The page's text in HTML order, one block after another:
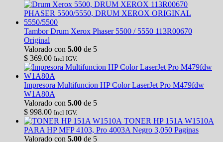
Tambor Drum Xerox Phaser 5500 / 5550 113R00670
Original
Valorado con 5.00 de 5
$ 369.00 Incl IGV.
Impresora Multifuncion HP Color LaserJet Pro M479fdw
W1A80A
Valorado con 5.00 de 5
$ 998.00 Incl IGV.
TONER HP 151A W1510A
PARA HP MFP 4103, Pro 4003A Negro 3,050 Paginas
Valorado con 5.00 de 5